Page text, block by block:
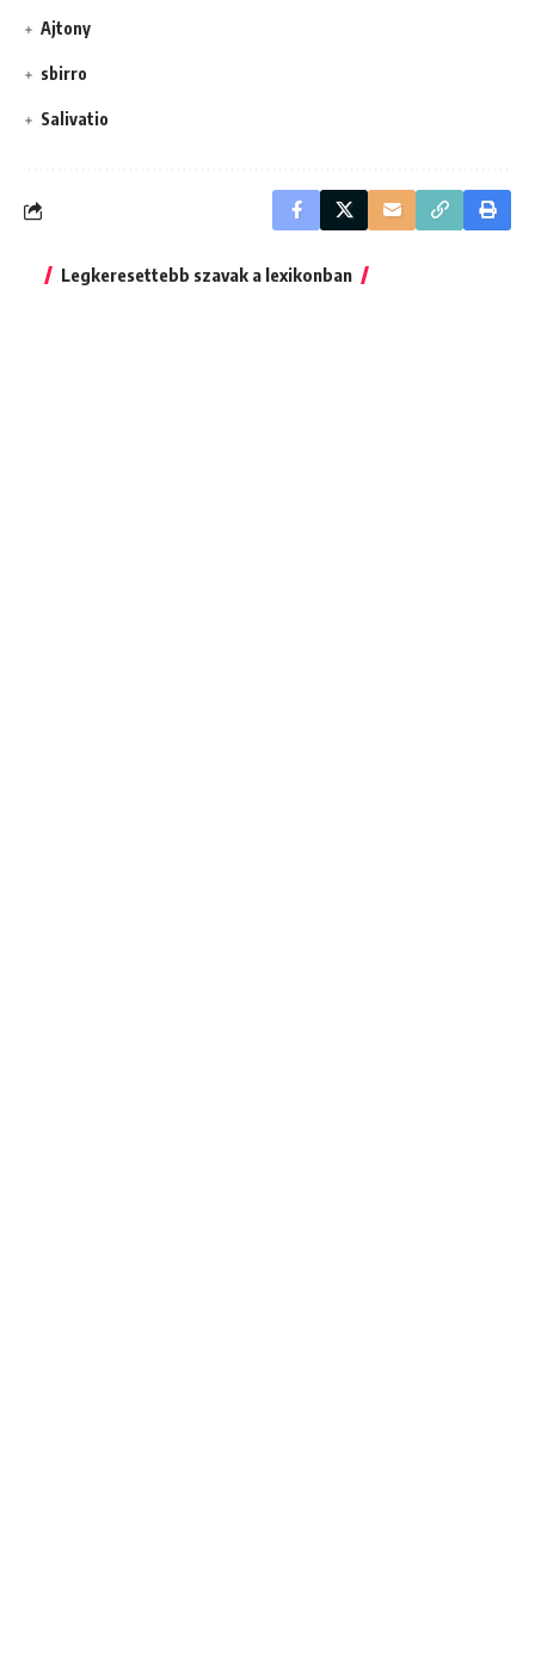
Ajtony
sbirro
Salivatio
Legkeresettebb szavak a lexikonban